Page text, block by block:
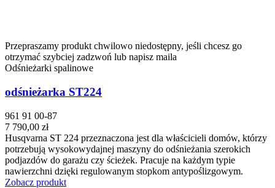
Przepraszamy produkt chwilowo niedostępny, jeśli chcesz go
otrzymać szybciej zadzwoń lub napisz maila
Odśnieżarki spalinowe
odśnieżarka ST224
961 91 00-87
7 790,00 zł
Husqvarna ST 224 przeznaczona jest dla właścicieli domów, którzy
potrzebują wysokowydajnej maszyny do odśnieżania szerokich
podjazdów do garażu czy ścieżek. Pracuje na każdym typie
nawierzchni dzięki regulowanym stopkom antypoślizgowym.
Zobacz produkt